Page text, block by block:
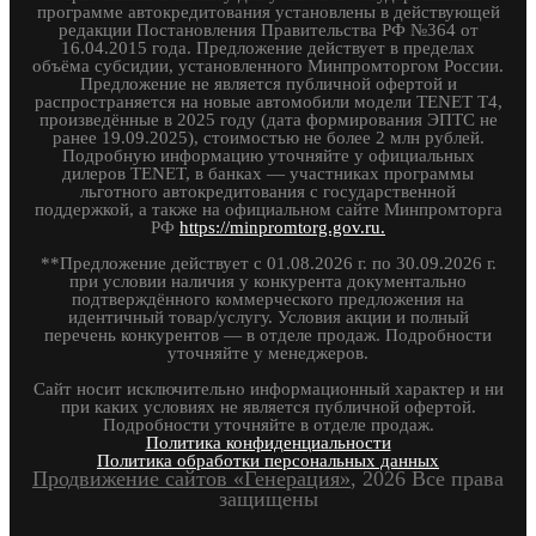
программе автокредитования установлены в действующей
редакции Постановления Правительства РФ №364 от
16.04.2015 года. Предложение действует в пределах
объёма субсидии, установленного Минпромторгом России.
Предложение не является публичной офертой и
распространяется на новые автомобили модели TENET T4,
произведённые в 2025 году (дата формирования ЭПТС не
ранее 19.09.2025), стоимостью не более 2 млн рублей.
Подробную информацию уточняйте у официальных
дилеров TENET, в банках — участниках программы
льготного автокредитования с государственной
поддержкой, а также на официальном сайте Минпромторга
РФ https://minpromtorg.gov.ru.
**Предложение действует с 01.08.2026 г. по 30.09.2026 г.
при условии наличия у конкурента документально
подтверждённого коммерческого предложения на
идентичный товар/услугу. Условия акции и полный
перечень конкурентов — в отделе продаж. Подробности
уточняйте у менеджеров.
Сайт носит исключительно информационный характер и ни
при каких условиях не является публичной офертой.
Подробности уточняйте в отделе продаж.
Политика конфиденциальности
Политика обработки персональных данных
Продвижение сайтов «Генерация», 2026 Все права
защищены